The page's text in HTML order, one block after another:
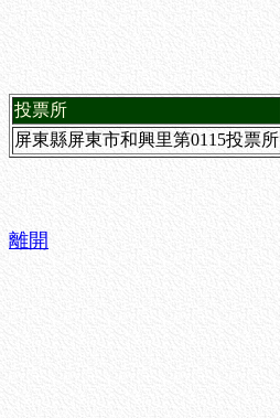
投票所
屏東縣屏東市和興里第0115投票所
離開